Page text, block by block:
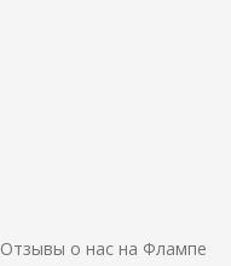
Отзывы о нас на Флампе